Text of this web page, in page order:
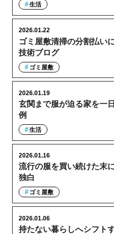
生活
ゴミ屋敷清掃の分割払い
技術ブログ
2026.01.22
ゴミ屋敷
玄関まで服が迫る家を一
例
2026.01.19
生活
流行の服を買い続けた末
独白
2026.01.16
ゴミ屋敷
持たない暮らしへシフト
2026.01.06